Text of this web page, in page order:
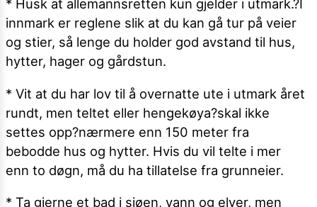
* Husk at allemannsretten kun gjelder i utmark.?I
innmark er reglene slik at du kan gå tur på veier
og stier, så lenge du holder god avstand til hus,
hytter, hager og gårdstun.
* Vit at du har lov til å overnatte ute i utmark året
rundt, men teltet eller hengekøya?skal ikke
settes opp?nærmere enn 150 meter fra
bebodde hus og hytter. Hvis du vil telte i mer
enn to døgn, må du ha tillatelse fra grunneier.
* Ta gjerne et bad i sjøen, vann og elver, men